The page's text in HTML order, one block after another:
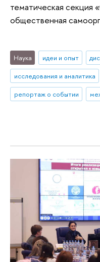
тематическая секция
общественная
Наука идеи и опыт
исследования и аналитика
репортаж о событии